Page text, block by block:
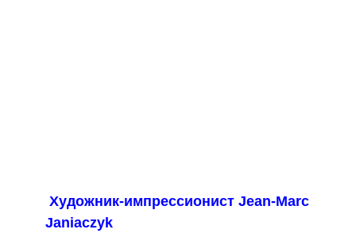
Художник-импрессионист Jean-Marc
Janiaczyk